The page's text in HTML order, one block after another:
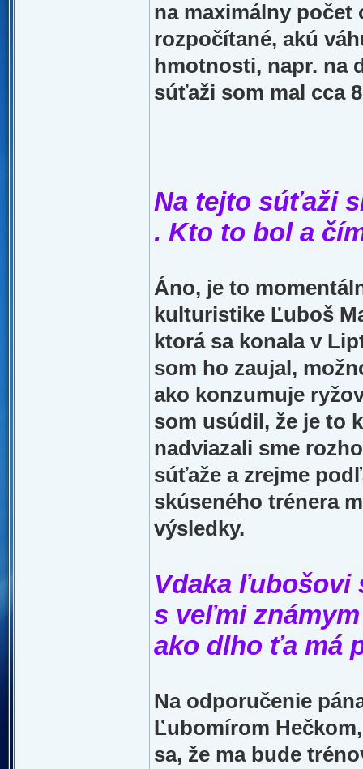
na maximálny počet
rozpočítané, akú
hmotnosti, napr. na
súťaži som mal cca
Na tejto súťaži
. Kto to bol a
Áno, je to
kulturistike Ľuboš
ktorá sa konala v
som ho zaujal,
ako konzumuje
som usúdil, že je to
nadviazali sme
súťaže a zrejme
skúseného trénera
výsledky.
Vdaka ľubošovi
s veľmi
ako dlho ťa má
Na odporučenie
Ľubomírom
sa, že ma bude